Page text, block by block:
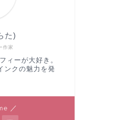
作家
た)
ィーが大好き。
ンクの魅力を発
／